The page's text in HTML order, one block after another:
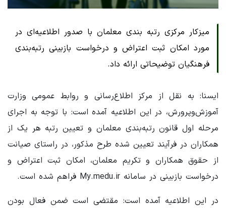
میزکار مرکزی رتبه بندی معلمان با صدور اطلاعیه‌ای در
مورد امکان ثبت اعتراض و درخواست بازبینی رتبه‌بندی
فرهنگیان توضیحاتی ارائه داد.
ایسنا: به نقل از مرکز اطلاع‌رسانی و روابط عمومی وزارت
آموزش‌وپرورش، در این اطلاعیه آمده است: با توجه به اجرای
مرحله اول قانون رتبه‌بندی معلمان و تعیین رتبه هر یک از
همکاران در فرآیند تعیین شده طرح مذکور، در راستای صیانت
از حقوق همکاران و تکریم معلمان، امکان ثبت اعتراض و
درخواست بازبینی در سامانه My.medu.ir فراهم شده است.
در این اطلاعیه آمده است: مقتضی است ضمن فعال بودن